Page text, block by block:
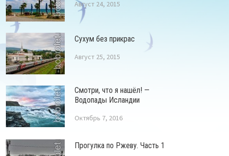
Август 24, 2015
Сухум без прикрас
Август 25, 2015
Смотри, что я нашёл! —
Водопады Исландии
Октябрь 7, 2016
Прогулка по Ржеву. Часть 1